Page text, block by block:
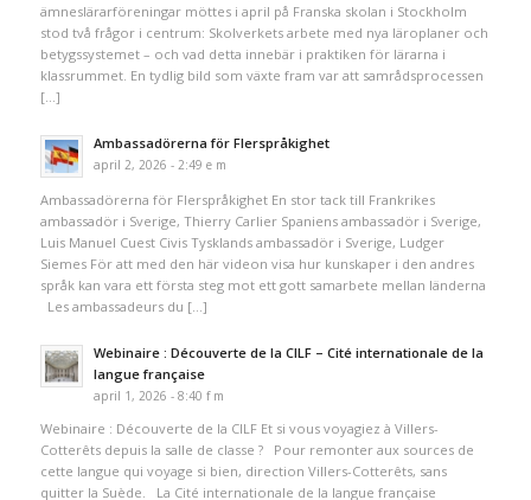
ämneslärarföreningar möttes i april på Franska skolan i Stockholm
stod två frågor i centrum: Skolverkets arbete med nya läroplaner och
betygssystemet – och vad detta innebär i praktiken för lärarna i
klassrummet. En tydlig bild som växte fram var att samrådsprocessen
[…]
Ambassadörerna för Flerspråkighet
april 2, 2026 - 2:49 e m
Ambassadörerna för Flerspråkighet En stor tack till Frankrikes
ambassadör i Sverige, Thierry Carlier Spaniens ambassadör i Sverige,
Luis Manuel Cuest Civis Tysklands ambassadör i Sverige, Ludger
Siemes För att med den här videon visa hur kunskaper i den andres
språk kan vara ett första steg mot ett gott samarbete mellan länderna
Les ambassadeurs du […]
Webinaire : Découverte de la CILF – Cité internationale de la
langue française
april 1, 2026 - 8:40 f m
Webinaire : Découverte de la CILF Et si vous voyagiez à Villers-
Cotterêts depuis la salle de classe ? Pour remonter aux sources de
cette langue qui voyage si bien, direction Villers-Cotterêts, sans
quitter la Suède. La Cité internationale de la langue française